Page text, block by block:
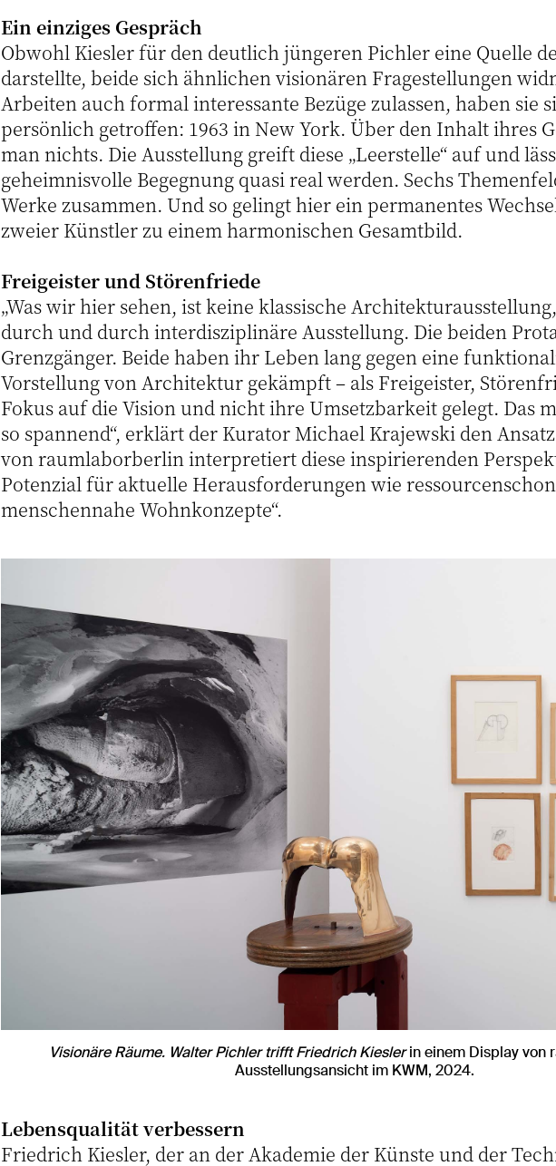
Ein einziges Gespräch
Obwohl Kiesler für den deutlich jüngeren Pichler eine Quelle
darstellte, beide sich ähnlichen visionären Fragestellungen
Arbeiten auch formal interessante Bezüge zulassen, haben sie
persönlich getroffen: 1963 in New York. Über den Inhalt ihres
man nichts. Die Ausstellung greift diese „Leerstelle“ auf und
geheimnisvolle Begegnung quasi real werden. Sechs
Werke zusammen. Und so gelingt hier ein permanentes
zweier Künstler zu einem harmonischen Gesamtbild.
Freigeister und Störenfriede
„Was wir hier sehen, ist keine klassische
durch und durch interdisziplinäre Ausstellung. Die beiden
Grenzgänger. Beide haben ihr Leben lang gegen eine
Vorstellung von Architektur gekämpft – als Freigeister,
Fokus auf die Vision und nicht ihre Umsetzbarkeit gelegt. Das
so spannend“, erklärt der Kurator Michael Krajewski den
von raumlaborberlin interpretiert diese inspirierenden
Potenzial für aktuelle Herausforderungen wie
menschennahe Wohnkonzepte“.
Visionäre Räume. Walter Pichler trifft Friedrich Kieslerin einem Display von
Ausstellungsansicht im KWM, 2024.
Lebensqualität verbessern
Friedrich Kiesler, der an der Akademie der Künste und der